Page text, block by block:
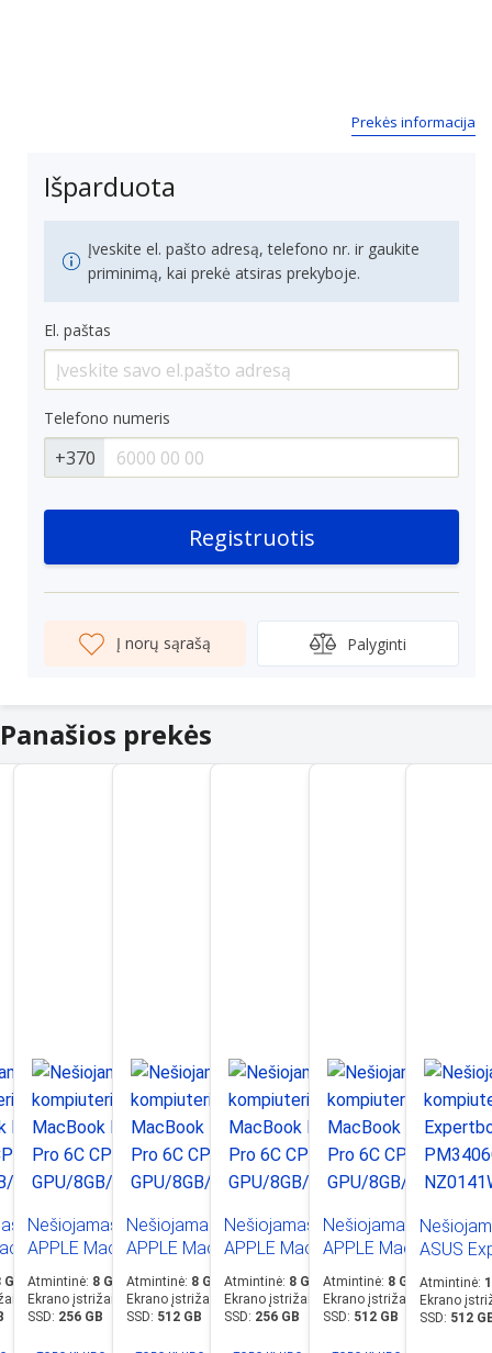
Prekės informacija
Išparduota
Įveskite el. pašto adresą, telefono nr. ir gaukite
priminimą, kai prekė atsiras prekyboje.
El. paštas
Telefono numeris
+370
Registruotis
Į norų sąrašą Palyginti
Panašios prekės
kompiuteris
Neo
6C CPU, 5C
256GB
: 13" (~33 cm)
Nešiojamas kompiuteris
APPLE MacBook Neo
13” A18 Pro 6C CPU, 5C
GPU/8GB/256GB
SSD/Blush
Atmintinė: 8 GB
Ekrano įstrižainė: 13" (~33 cm)
SSD: 256 GB
Nešiojamas kompiuteris
APPLE MacBook Neo
13” A18 Pro 6C CPU, 5C
GPU/8GB/512GB
SSD/Blush
Atmintinė: 8 GB
Ekrano įstrižainė: 13" (~33 cm)
SSD: 512 GB
Nešiojamas kompiuteris
APPLE MacBook Neo
13” A18 Pro 6C CPU, 5C
GPU/8GB/256GB
SSD/Indigo
Atmintinė: 8 GB
Ekrano įstrižainė: 13" (~33 cm)
SSD: 256 GB
Nešiojamas
APPLE MacBook Neo
13” A18 Pro 6C CPU,
GPU/8GB/512GB
SSD/Indigo
Atmintinė: 8 GB
Ekrano įstrižainė: 13" (~33
SSD: 512 GB
ASUS
Ryzen AI
350/16/
Atmintinė:
Ekrano
SSD: 512